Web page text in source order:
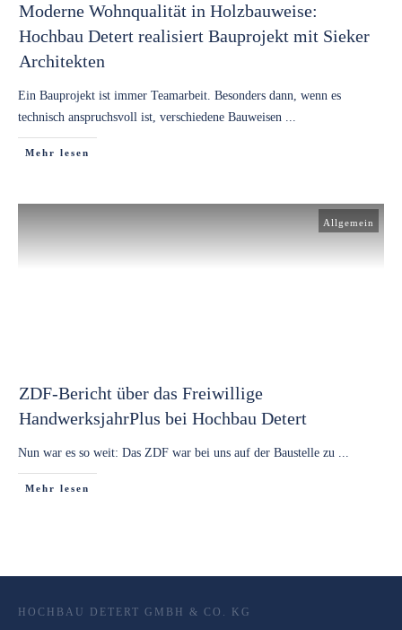
Moderne Wohnqualität in Holzbauweise:
Hochbau Detert realisiert Bauprojekt mit Sieker
Architekten
Ein Bauprojekt ist immer Teamarbeit. Besonders dann, wenn es
technisch anspruchsvoll ist, verschiedene Bauweisen ...
Mehr lesen
Allgemein
ZDF-Bericht über das Freiwillige
HandwerksjahrPlus bei Hochbau Detert
Nun war es so weit: Das ZDF war bei uns auf der Baustelle zu ...
Mehr lesen
HOCHBAU DETERT GMBH & CO. KG